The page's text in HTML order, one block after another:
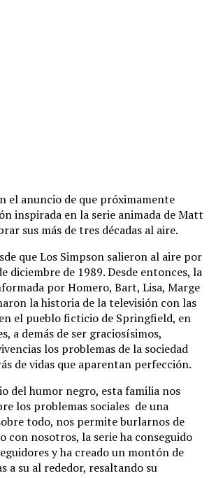
el anuncio de que próximamente
inspirada en la serie animada de Matt
sus más de tres décadas al aire.
que Los Simpson salieron al aire por
diciembre de 1989. Desde entonces, la
por Homero, Bart, Lisa, Marge
la historia de la televisión con las
el pueblo ficticio de Springfield, en
a demás de ser graciosísimos,
los problemas de la sociedad
de vidas que aparentan perfección.
del humor negro, esta familia nos
los problemas sociales de una
todo, nos permite burlarnos de
con nosotros, la serie ha conseguido
y ha creado un montón de
a su al rededor, resaltando su